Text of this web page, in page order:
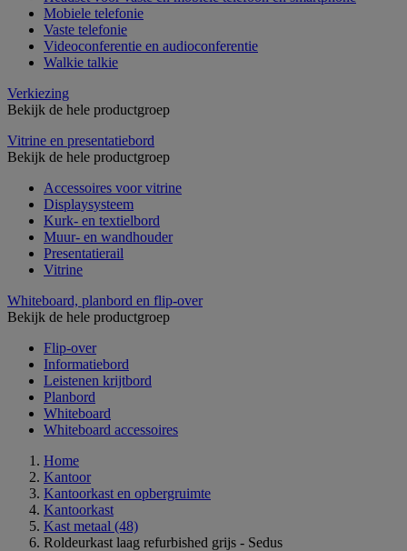
Mobiele telefonie
Vaste telefonie
Videoconferentie en audioconferentie
Walkie talkie
Verkiezing
Bekijk de hele productgroep
Vitrine en presentatiebord
Bekijk de hele productgroep
Accessoires voor vitrine
Displaysysteem
Kurk- en textielbord
Muur- en wandhouder
Presentatierail
Vitrine
Whiteboard, planbord en flip-over
Bekijk de hele productgroep
Flip-over
Informatiebord
Leistenen krijtbord
Planbord
Whiteboard
Whiteboard accessoires
Home
Kantoor
Kantoorkast en opbergruimte
Kantoorkast
Kast metaal (48)
Roldeurkast laag refurbished grijs - Sedus